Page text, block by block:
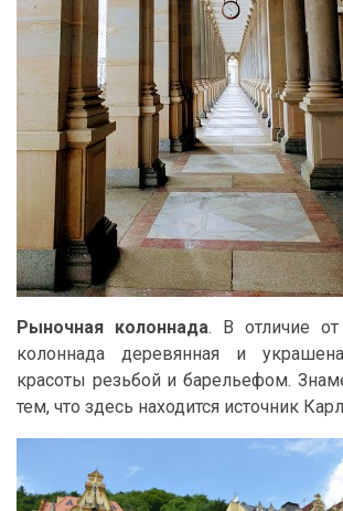
Рыночная колоннада. В отличие
колоннада деревянная и
красоты резьбой и барельефом.
тем, что здесь находится источник